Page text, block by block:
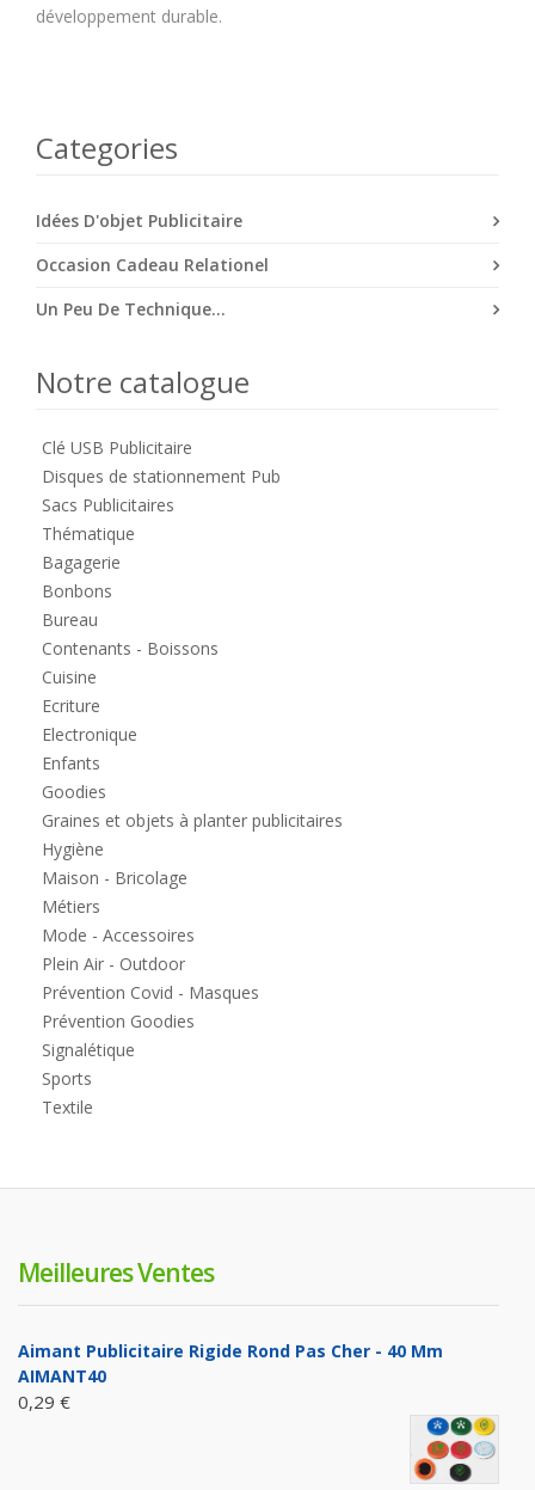
développement durable.
Categories
Idées D'objet Publicitaire
Occasion Cadeau Relationel
Un Peu De Technique...
Notre catalogue
Clé USB Publicitaire
Disques de stationnement Pub
Sacs Publicitaires
Thématique
Bagagerie
Bonbons
Bureau
Contenants - Boissons
Cuisine
Ecriture
Electronique
Enfants
Goodies
Graines et objets à planter publicitaires
Hygiène
Maison - Bricolage
Métiers
Mode - Accessoires
Plein Air - Outdoor
Prévention Covid - Masques
Prévention Goodies
Signalétique
Sports
Textile
Meilleures Ventes
Aimant Publicitaire Rigide Rond Pas Cher - 40 Mm
AIMANT40
0,29 €